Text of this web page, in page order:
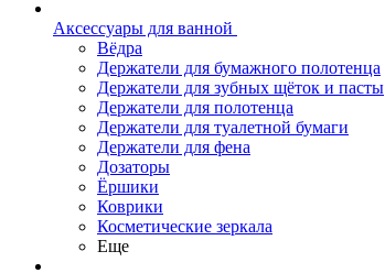
Аксессуары для ванной
Вёдра
Держатели для бумажного полотенца
Держатели для зубных щёток и пасты
Держатели для полотенца
Держатели для туалетной бумаги
Держатели для фена
Дозаторы
Ёршики
Коврики
Косметические зеркала
Еще